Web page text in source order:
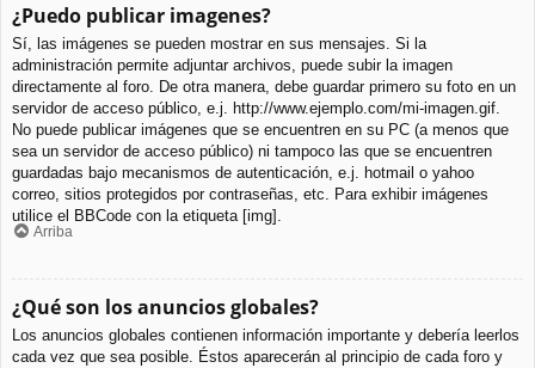
¿Puedo publicar imagenes?
Sí, las imágenes se pueden mostrar en sus mensajes. Si la
administración permite adjuntar archivos, puede subir la imagen
directamente al foro. De otra manera, debe guardar primero su foto en un
servidor de acceso público, e.j. http://www.ejemplo.com/mi-imagen.gif.
No puede publicar imágenes que se encuentren en su PC (a menos que
sea un servidor de acceso público) ni tampoco las que se encuentren
guardadas bajo mecanismos de autenticación, e.j. hotmail o yahoo
correo, sitios protegidos por contraseñas, etc. Para exhibir imágenes
utilice el BBCode con la etiqueta [img].
Arriba
¿Qué son los anuncios globales?
Los anuncios globales contienen información importante y debería leerlos
cada vez que sea posible. Éstos aparecerán al principio de cada foro y